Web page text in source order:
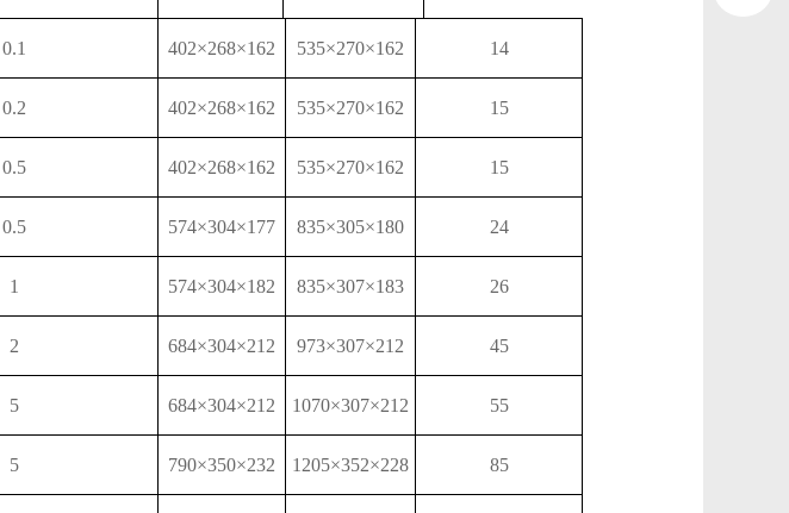
0.1 402×268×162 535×270×162 14
0.2 402×268×162 535×270×162 15
0.5 402×268×162 535×270×162 15
0.5 574×304×177 835×305×180 24
1 574×304×182 835×307×183 26
2 684×304×212 973×307×212 45
5 684×304×212 1070×307×212 55
5 790×350×232 1205×352×228 85